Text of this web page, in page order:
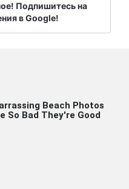
Подпишитесь на
в Google!